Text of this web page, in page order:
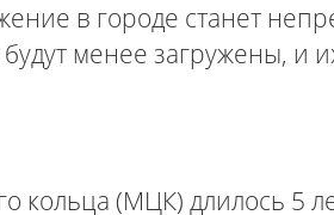
в городе станет
менее загружены, и
кольца (МЦК) длилось 5